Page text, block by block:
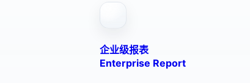
企业级报表
Enterprise Report